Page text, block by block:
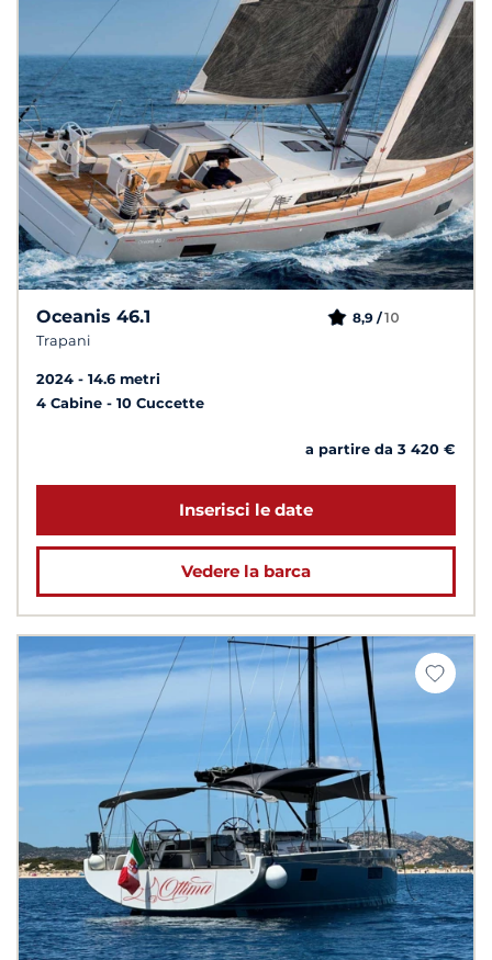
Oceanis 46.1
Trapani
8,9 /10
2024
14.6 metri
4 Cabine
10 Cuccette
a partire da 3 420 €
Inserisci le date
Vedere la barca